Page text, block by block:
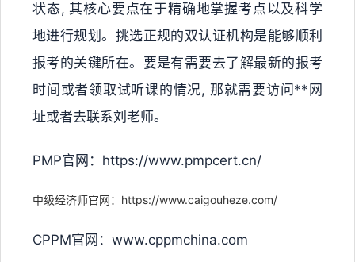
状态, 其核心要点在于精确地掌握考点以及科学
地进行规划。挑选正规的双认证机构是能够顺利
报考的关键所在。要是有需要去了解最新的报考
时间或者领取试听课的情况, 那就需要访问**网
址或者去联系刘老师。
PMP官网：https://www.pmpcert.cn/
中级经济师官网：https://www.caigouheze.com/
CPPM官网：www.cppmchina.com